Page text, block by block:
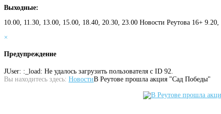
Выходные:
10.00, 11.30, 13.00, 15.00, 18.40, 20.30, 23.00 Новости Реутова 16+
×
Предупреждение
JUser: :_load: Не удалось загрузить пользователя с ID 92.
Вы находитесь здесь: НовостиВ Реутове прошла акция "Сад Победы"